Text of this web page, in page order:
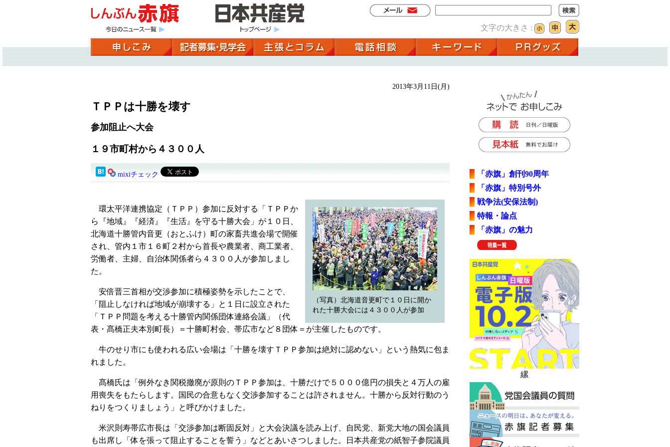
文字の大きさ :
2013年3月11日(月)
ＴＰＰは十勝を壊す
参加阻止へ大会
１９市町村から４３００人
mixiチェック
（写真）北海道音更町で１０日に開か
れた十勝大会には４３００人が参加
環太平洋連携協定（ＴＰＰ）参加に反対する「ＴＰＰか
ら『地域』『経済』『生活』を守る十勝大会」が１０日、
北海道十勝管内音更（おとふけ）町の家畜共進会場で開催
され、管内１市１６町２村から首長や農業者、商工業者、
労働者、主婦、自治体関係者ら４３００人が参加しまし
た。
安倍晋三首相が交渉参加に積極姿勢を示したことで、
「阻止しなければ地域が崩壊する」と１日に設立された
「ＴＰＰ問題を考える十勝管内関係団体連絡会議」（代
表・髙橋正夫本別町長）＝十勝町村会、帯広市など８団体＝が主催したものです。
牛のせり市にも使われる広い会場は「十勝を壊すＴＰＰ参加は絶対に認めない」という熱気に包ま
れました。
髙橋氏は「例外なき関税撤廃が原則のＴＰＰ参加は、十勝だけで５０００億円の損失と４万人の雇
用喪失をもたらします。国民の合意もなく交渉参加することは許されません。十勝から反対行動のう
ねりをつくりましょう」と呼びかけました。
米沢則寿帯広市長は「交渉参加は断固反対」と大会決議を読み上げ、自民党、新党大地の国会議員
も出席し「体を張って阻止することを誓う」などとあいさつしました。日本共産党の紙智子参院議員
「赤旗」創刊90周年
「赤旗」特別号外
戦争法(安保法制)
特報・論点
「赤旗」の魅力
縲